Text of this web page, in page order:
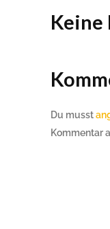
Keine
Du musst
Kommentar